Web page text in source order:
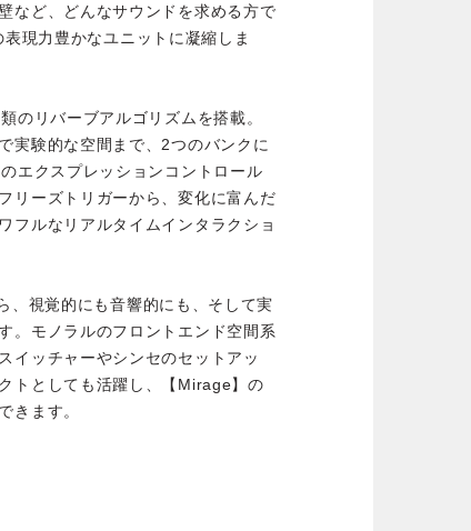
など、どんなサウンドを求める方で
現力豊かなユニットに凝縮しま
のリバーブアルゴリズムを搭載。
実験的な空間まで、2つのバンクに
エクスプレッションコントロール
リーズトリガーから、変化に富んだ
フルなリアルタイムインタラクショ
、視覚的にも音響的にも、そして実
。モノラルのフロントエンド空間系
イッチャーやシンセのセットアッ
トとしても活躍し、【Mirage】の
きます。